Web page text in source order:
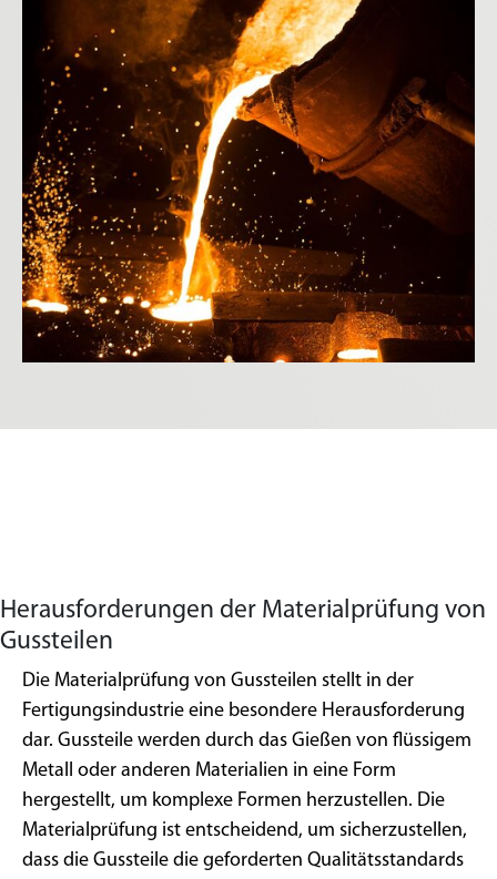
Herausforderungen der Materialprüfung von
Gussteilen
Die Materialprüfung von Gussteilen stellt in der
Fertigungsindustrie eine besondere Herausforderung
dar. Gussteile werden durch das Gießen von flüssigem
Metall oder anderen Materialien in eine Form
hergestellt, um komplexe Formen herzustellen. Die
Materialprüfung ist entscheidend, um sicherzustellen,
dass die Gussteile die geforderten Qualitätsstandards